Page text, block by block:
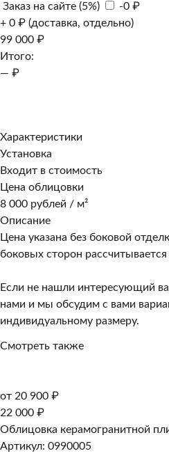
Заказ на сайте (5%)
-0 ₽
+ 0 ₽ (доставка, отдельно)
99 000 ₽
Итого:
— ₽
Характеристики
Установка
Входит в стоимость
Цена облицовки
8 000 рублей / м²
Описание
Цена указана без боковой
боковых сторон
Если не нашли интересующий
нами и мы обсудим с вами
индивидуальному размеру.
Смотреть также
от 20 900 ₽
22 000 ₽
Облицовка керамогранитной
Артикул: 0990005